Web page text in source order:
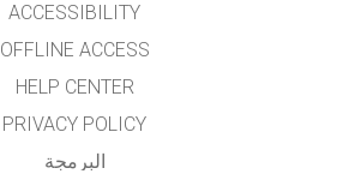
ACCESSIBILITY
OFFLINE ACCESS
HELP CENTER
PRIVACY POLICY
البرمجة